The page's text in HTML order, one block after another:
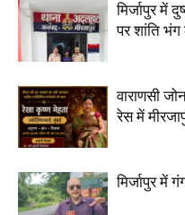
मिर्जापुर में
पर शांति भंग
वाराणसी
रेस में
मिर्जापुर में